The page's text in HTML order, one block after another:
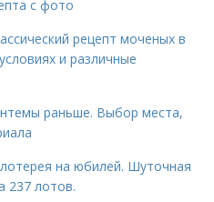
с фото
рецепт моченых в
и различные
раньше. Выбор места,
на юбилей. Шуточная
237 лотов.